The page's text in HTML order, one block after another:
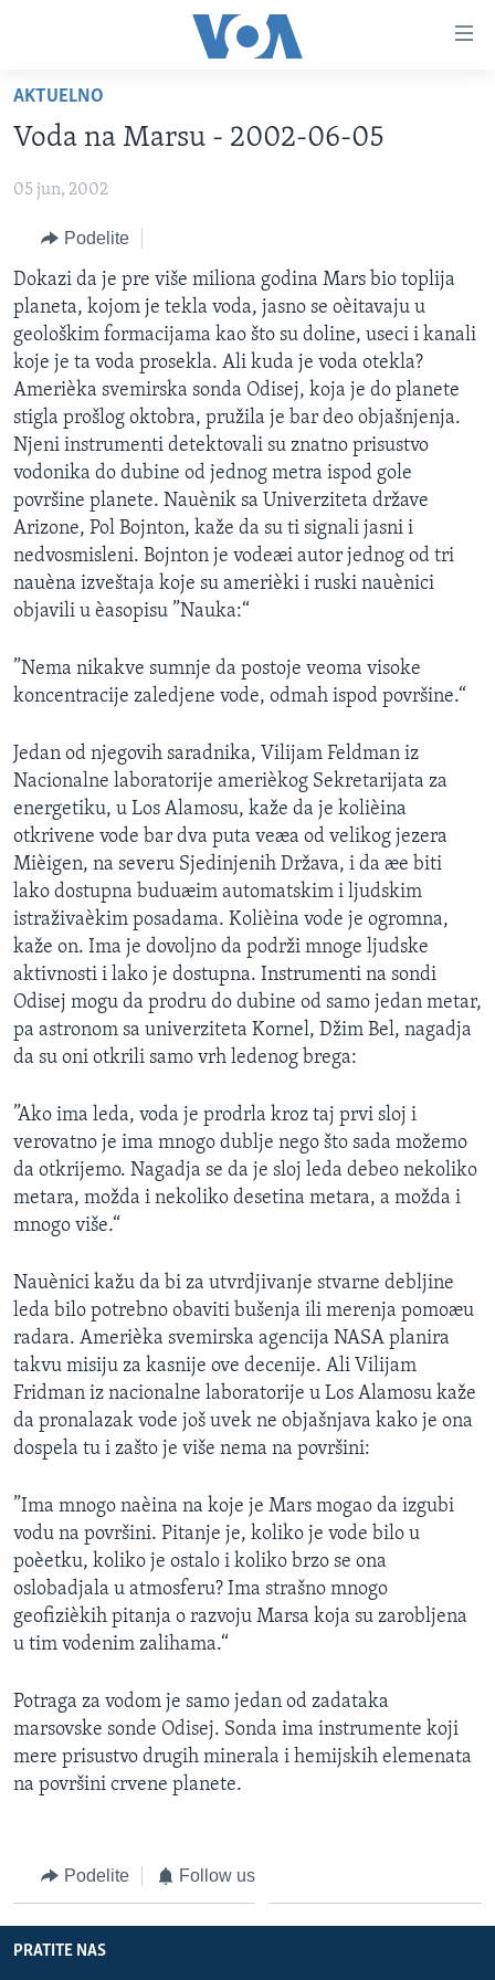
glavni
sadržaj
na
navigaciju
Idi
na
pretragu
NASLOVNA
AMERIKA
BALKAN
GLOBALNE TEME
EKONOMIJA
NAUKA I TEHNOLOGIJA
MEDICINA
KULTURA
DRUŠTVO
SPORT
INTERVJU
TV PROGRAM
OTVORENI STUDIO
IZ AMERIKE
Learning English
PRATITE NAS
Jezici
AKTUELNO
Voda na Marsu - 2002-06-05
05 jun, 2002
Podelite
Dokazi da je pre više miliona godina Mars bio toplija
planeta, kojom je tekla voda, jasno se oèitavaju u
geološkim formacijama kao što su doline, useci i kanali
koje je ta voda prosekla. Ali kuda je voda otekla?
Amerièka svemirska sonda Odisej, koja je do planete
stigla prošlog oktobra, pružila je bar deo objašnjenja.
Njeni instrumenti detektovali su znatno prisustvo
vodonika do dubine od jednog metra ispod gole
površine planete. Nauènik sa Univerziteta države
Arizone, Pol Bojnton, kaže da su ti signali jasni i
nedvosmisleni. Bojnton je vodeæi autor jednog od tri
nauèna izveštaja koje su amerièki i ruski nauènici
objavili u èasopisu ”Nauka:“
”Nema nikakve sumnje da postoje veoma visoke
koncentracije zaledjene vode, odmah ispod površine.“
Jedan od njegovih saradnika, Vilijam Feldman iz
Nacionalne laboratorije amerièkog Sekretarijata za
energetiku, u Los Alamosu, kaže da je kolièina
otkrivene vode bar dva puta veæa od velikog jezera
Mièigen, na severu Sjedinjenih Država, i da æe biti
lako dostupna buduæim automatskim i ljudskim
istraživaèkim posadama. Kolièina vode je ogromna,
kaže on. Ima je dovoljno da podrži mnoge ljudske
aktivnosti i lako je dostupna. Instrumenti na sondi
Odisej mogu da prodru do dubine od samo jedan metar,
pa astronom sa univerziteta Kornel, Džim Bel, nagadja
da su oni otkrili samo vrh ledenog brega:
”Ako ima leda, voda je prodrla kroz taj prvi sloj i
verovatno je ima mnogo dublje nego što sada možemo
da otkrijemo. Nagadja se da je sloj leda debeo nekoliko
metara, možda i nekoliko desetina metara, a možda i
mnogo više.“
Nauènici kažu da bi za utvrdjivanje stvarne debljine
leda bilo potrebno obaviti bušenja ili merenja pomoæu
radara. Amerièka svemirska agencija NASA planira
takvu misiju za kasnije ove decenije. Ali Vilijam
Fridman iz nacionalne laboratorije u Los Alamosu kaže
da pronalazak vode još uvek ne objašnjava kako je ona
dospela tu i zašto je više nema na površini:
”Ima mnogo naèina na koje je Mars mogao da izgubi
vodu na površini. Pitanje je, koliko je vode bilo u
poèetku, koliko je ostalo i koliko brzo se ona
oslobadjala u atmosferu? Ima strašno mnogo
geofizièkih pitanja o razvoju Marsa koja su zarobljena
u tim vodenim zalihama.“
Potraga za vodom je samo jedan od zadataka
marsovske sonde Odisej. Sonda ima instrumente koji
mere prisustvo drugih minerala i hemijskih elemenata
na površini crvene planete.
Podelite Follow us
PRATITE NAS